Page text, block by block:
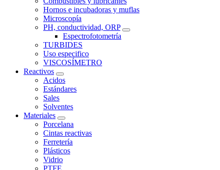
Hornos e incubadoras y muflas
Microscopía
PH, conductividad, ORP
Espectrofotometría
TURBIDES
Uso especifico
VISCOSÍMETRO
Reactivos
Acidos
Estándares
Sales
Solventes
Materiales
Porcelana
Cintas reactivas
Ferretería
Plásticos
Vidrio
PTFE